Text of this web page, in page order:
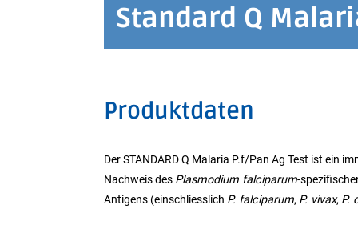
Standard Q
Produktdaten
Der STANDARD Q Malaria P.f/Pan Ag Test ist ein
Nachweis des Plasmodium falciparum-
Antigens (einschliesslich P. falciparum, P. vivax, P.